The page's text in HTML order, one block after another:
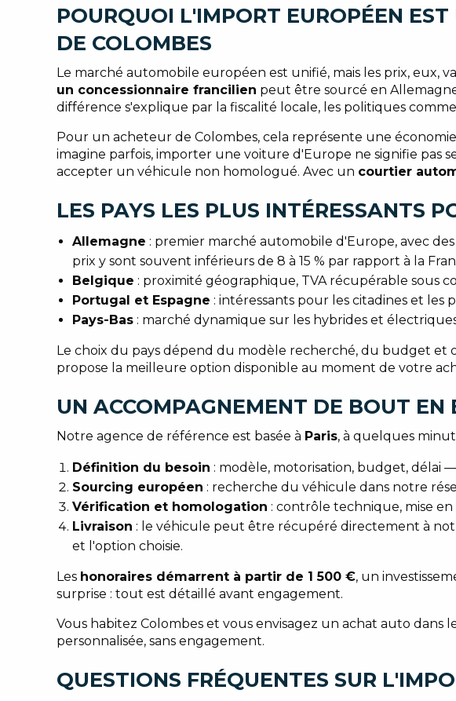
POURQUOI L'IMPORT EUROPÉEN
DE COLOMBES
Le marché automobile européen est unifié, mais les prix, eux,
un concessionnaire francilien peut être sourcé en
différence s'explique par la fiscalité locale, les politiques
Pour un acheteur de Colombes, cela représente une
imagine parfois, importer une voiture d'Europe ne signifie pas
accepter un véhicule non homologué. Avec un courtier
LES PAYS LES PLUS INTÉRESSANTS
Allemagne : premier marché automobile d'Europe, avec
prix y sont souvent inférieurs de 8 à 15 % par rapport à la
Belgique : proximité géographique, TVA récupérable sous
Portugal et Espagne : intéressants pour les citadines et les
Pays-Bas : marché dynamique sur les hybrides et
Le choix du pays dépend du modèle recherché, du budget et
propose la meilleure option disponible au moment de votre
UN ACCOMPAGNEMENT DE BOUT EN
Notre agence de référence est basée à Paris, à quelques
Définition du besoin : modèle, motorisation, budget, délai
Sourcing européen : recherche du véhicule dans notre
Vérification et homologation : contrôle technique, mise
Livraison : le véhicule peut être récupéré directement à
et l'option choisie.
Les honoraires démarrent à partir de 1 500 €, un
surprise : tout est détaillé avant engagement.
Vous habitez Colombes et vous envisagez un achat auto dans
personnalisée, sans engagement.
QUESTIONS FRÉQUENTES SUR